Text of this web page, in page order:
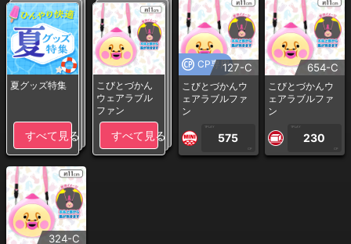
夏グッズ特集
すべて見る
こびとづかん
ウェアラブル
ファン
すべて見る
CP専用127-C
こびとづかんウ
ェアラブルファ
ン
1PLAY
575
CP
654-C
こびとづかんウ
ェアラブルファ
ン
1PLAY
230
CP
324-C